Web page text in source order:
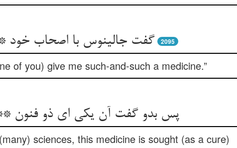
گفت جالینوس با اصحاب خود 2095
of you) give me such-and-such a medicine.”
پس بدو گفت آن یکی ای ذو فنون **
sciences, this medicine is sought (as a cure)